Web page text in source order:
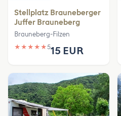
Stellplatz Brauneberger
Juffer Brauneberg
Brauneberg-Filzen
★ ★ ★ ★ ★515 EUR